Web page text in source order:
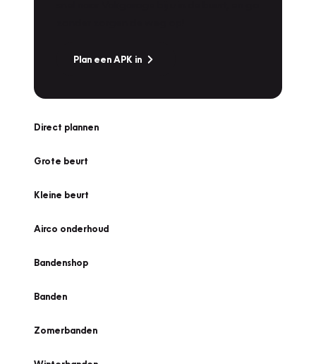
Plan een APK in
Direct plannen
Grote beurt
Kleine beurt
Airco onderhoud
Bandenshop
Banden
Zomerbanden